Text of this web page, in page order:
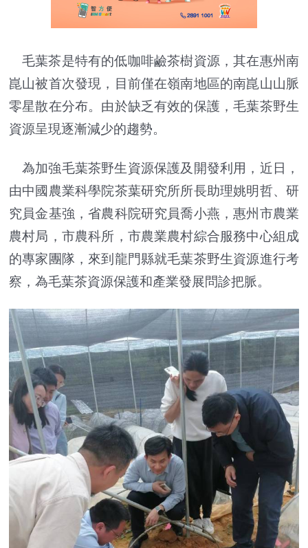
毛葉茶是特有的低咖啡鹼茶樹資源，其在惠州南
崑山被首次發現，目前僅在嶺南地區的南崑山山脈
零星散在分布。由於缺乏有效的保護，毛葉茶野生
資源呈現逐漸減少的趨勢。
為加強毛葉茶野生資源保護及開發利用，近日，
由中國農業科學院茶葉研究所所長助理姚明哲、研
究員金基強，省農科院研究員喬小燕，惠州市農業
農村局，市農科所，市農業農村綜合服務中心組成
的專家團隊，來到龍門縣就毛葉茶野生資源進行考
察，為毛葉茶資源保護和產業發展問診把脈。